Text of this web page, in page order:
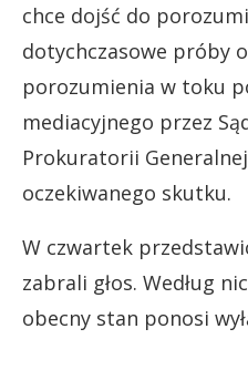
chce dojść do
dotychczasowe próby
porozumienia w toku
mediacyjnego przez
Prokuratorii
oczekiwanego skutku.
W czwartek
zabrali głos. Według
obecny stan ponosi